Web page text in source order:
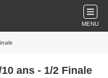
MENU
ans - 1/2 Finale